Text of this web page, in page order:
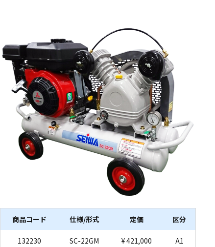
商品コード 仕様/形式 定価 区分
132230 SC-22GM ¥ 421,000 A1